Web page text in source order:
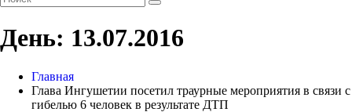
День: 13.07.2016
Главная
Глава Ингушетии посетил траурные мероприятия в связи с
гибелью 6 человек в результате ДТП